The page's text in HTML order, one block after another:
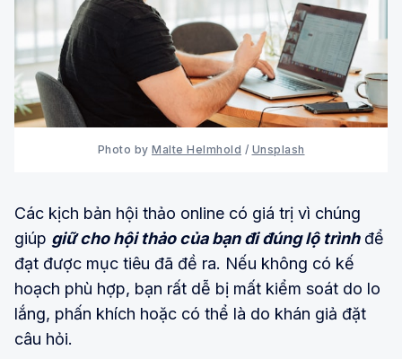
Photo by Malte Helmhold / Unsplash
Các kịch bản hội thảo online có giá trị vì chúng
giúp giữ cho hội thảo của bạn đi đúng lộ trìnhđể
đạt được mục tiêu đã đề ra. Nếu không có kế
hoạch phù hợp, bạn rất dễ bị mất kiểm soát do lo
lắng, phấn khích hoặc có thể là do khán giả đặt
câu hỏi.